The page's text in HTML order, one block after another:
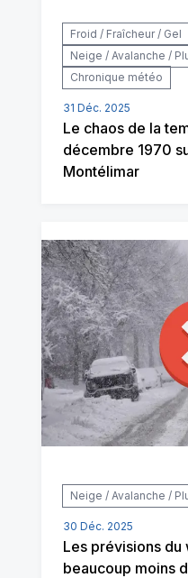
Froid / Fraîcheur / Gel
Neige / Avalanche /
Chronique météo
31 Déc. 2025
Le chaos de la
décembre 1970
Montélimar
Neige / Avalanche /
30 Déc. 2025
Les prévisions du
beaucoup moins